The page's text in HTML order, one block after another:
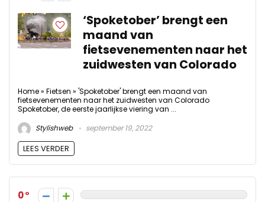
‘Spoketober’ brengt een
maand van
fietsevenementen naar het
zuidwesten van Colorado
Home » Fietsen » 'Spoketober' brengt een maand van
fietsevenementen naar het zuidwesten van Colorado
Spoketober, de eerste jaarlijkse viering van ...
Stylishweb
september 19, 2022
LEES VERDER
0